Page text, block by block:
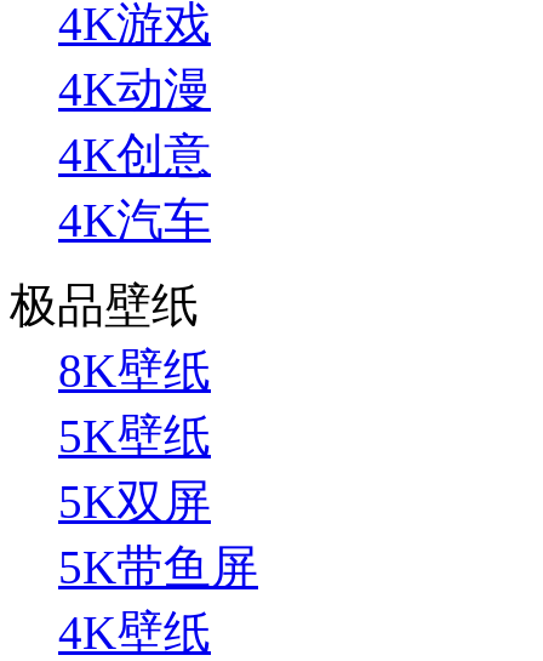
4K游戏
4K动漫
4K创意
4K汽车
极品壁纸
8K壁纸
5K壁纸
5K双屏
5K带鱼屏
4K壁纸